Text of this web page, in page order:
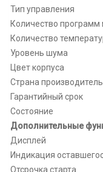
Тип управления
Количество программ
Количество
Уровень шума
Цвет корпуса
Страна производитель
Гарантийный срок
Состояние
Дополнительные
Дисплей
Индикация
Отсрочка старта